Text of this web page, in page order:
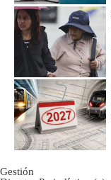
Gestión